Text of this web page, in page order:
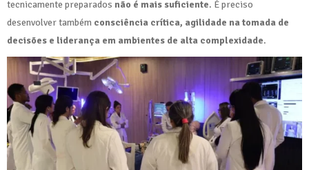
tecnicamente preparados não é mais suficiente. É preciso
desenvolver também consciência crítica, agilidade na tomada de
decisões e liderança em ambientes de alta complexidade.